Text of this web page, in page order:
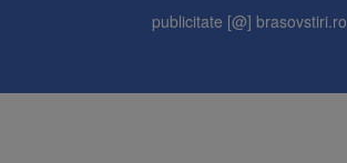
publicitate [@] brasovstiri.ro